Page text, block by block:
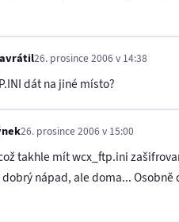
26. prosince 2006 v 14:38
dát na jiné místo?
26. prosince 2006 v 15:00
takhle mít wcx_ftp.ini
nápad, ale doma...